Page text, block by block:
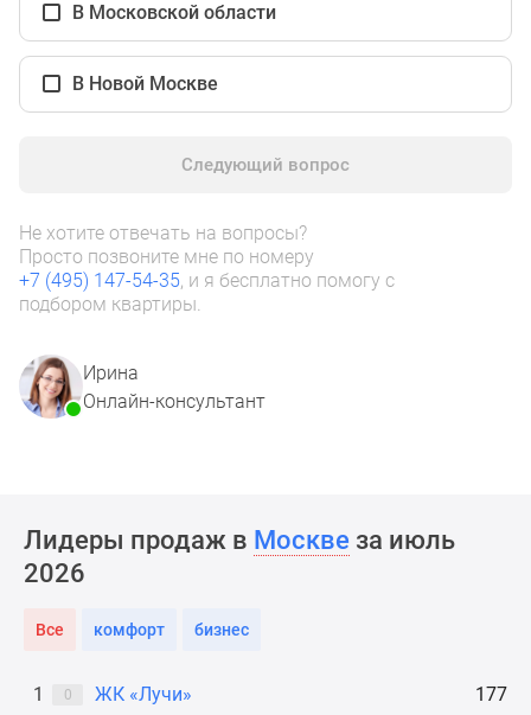
комнатные
комнатные
карте
Ипотечный
калькулятор
Семейная
ипотека
Военная
ипотека
Новости
недвижимости
эксперта
рынка
В Московской области
В Новой Москве
Следующий вопрос
Не хотите отвечать на вопросы?
Просто позвоните мне по номеру
+7 (495) 147-54-35, и я бесплатно помогу с
подбором квартиры.
Ирина
Онлайн-консультант
Лидеры продаж в Москве за июль
2026
Все комфорт бизнес
1 0 ЖК «Лучи» 177